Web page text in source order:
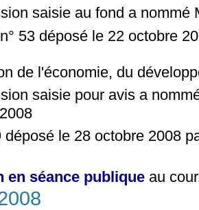
saisie au fond a nommé
n° 53 déposé le 22 octobre
de l'économie, du
saisie pour avis a
déposé le 28 octobre 2008
en séance publique au